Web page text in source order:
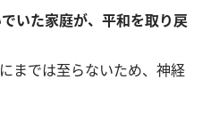
いた家庭が、平和を取り戻
までは至らないため、神経